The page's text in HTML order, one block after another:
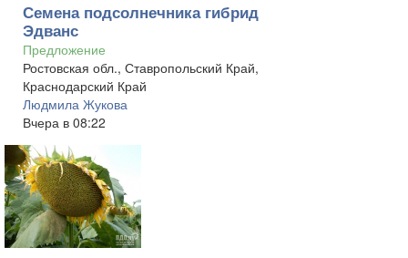
Семена подсолнечника гибрид
Эдванс
Предложение
Ростовская обл., Ставропольский Край,
Краснодарский Край
Людмила Жукова
Вчера в 08:22